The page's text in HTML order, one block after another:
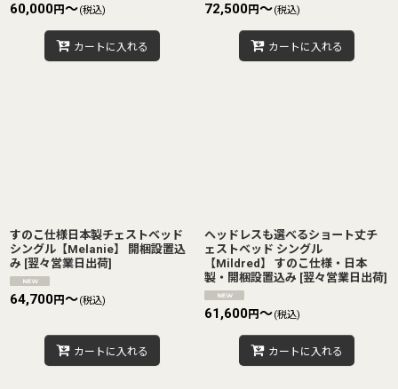
60,000円～(税込)
カートに入れる
72,500円～(税込)
カートに入れる
すのこ仕様日本製チェストベッド
シングル【Melanie】 開梱設置込
み [翌々営業日出荷]
64,700円～(税込)
カートに入れる
ヘッドレスも選べるショート丈チ
ェストベッド シングル
【Mildred】 すのこ仕様・日本
製・開梱設置込み [翌々営業日出荷]
61,600円～(税込)
カートに入れる